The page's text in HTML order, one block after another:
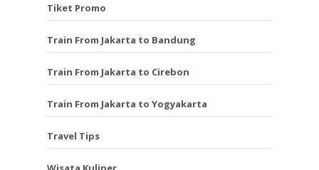
Tiket Promo
Train From Jakarta to Bandung
Train From Jakarta to Cirebon
Train From Jakarta to Yogyakarta
Travel Tips